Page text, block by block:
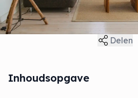
Delen
Inhoudsopgave